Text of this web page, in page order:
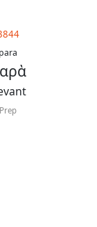
para
Prep